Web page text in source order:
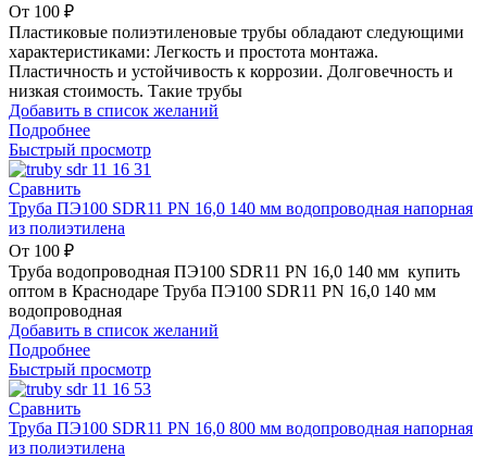
От 100 ₽
Пластиковые полиэтиленовые трубы обладают следующими
характеристиками: Легкость и простота монтажа.
Пластичность и устойчивость к коррозии. Долговечность и
низкая стоимость. Такие трубы
Добавить в список желаний
Подробнее
Быстрый просмотр
Сравнить
Труба ПЭ100 SDR11 PN 16,0 140 мм водопроводная напорная
из полиэтилена
От 100 ₽
Труба водопроводная ПЭ100 SDR11 PN 16,0 140 мм купить
оптом в Краснодаре Труба ПЭ100 SDR11 PN 16,0 140 мм
водопроводная
Добавить в список желаний
Подробнее
Быстрый просмотр
Сравнить
Труба ПЭ100 SDR11 PN 16,0 800 мм водопроводная напорная
из полиэтилена